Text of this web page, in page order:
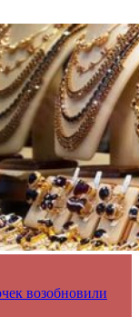
возобновили